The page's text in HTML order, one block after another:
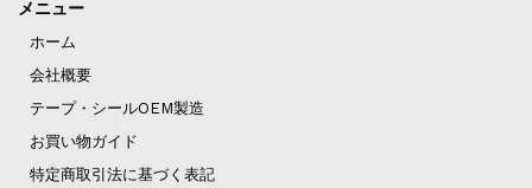
メニュー
ホーム
会社概要
テープ・シールOEM製造
お買い物ガイド
特定商取引法に基づく表記